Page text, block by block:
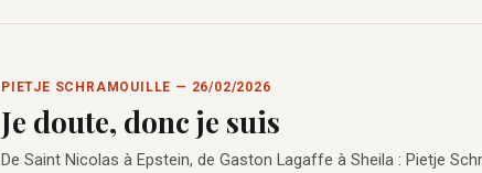
PIETJE SCHRAMOUILLE — 26/02/2026
Je doute, donc je suis
De Saint Nicolas à Epstein, de Gaston Lagaffe à Sheila : Pietje